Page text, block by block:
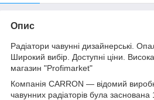
Опис
Радіатори чавунні дизайнерські.
Широкий вибір. Доступні ціни.
магазин "Profimarket"
Компанія CARRON — відомий
чавунних радіаторів була